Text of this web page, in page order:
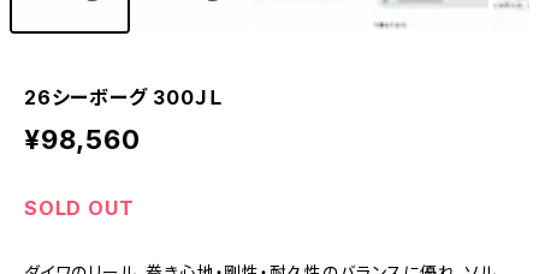
26シーボーグ 300ＪＬ
¥98,560
SOLD OUT